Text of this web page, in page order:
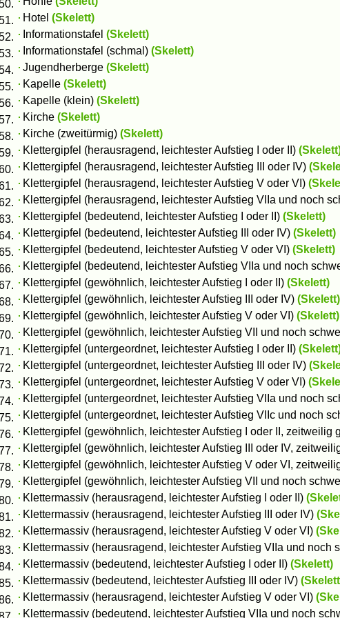
Hotel (Skelett)
Informationstafel (Skelett)
Informationstafel (schmal) (Skelett)
Jugendherberge (Skelett)
Kapelle (Skelett)
Kapelle (klein) (Skelett)
Kirche (Skelett)
Kirche (zweitürmig) (Skelett)
Klettergipfel (herausragend, leichtester Aufstieg I oder II)
Klettergipfel (herausragend, leichtester Aufstieg III oder IV)
Klettergipfel (herausragend, leichtester Aufstieg V oder VI)
Klettergipfel (herausragend, leichtester Aufstieg VIIa und noch
Klettergipfel (bedeutend, leichtester Aufstieg I oder II) (Skelett)
Klettergipfel (bedeutend, leichtester Aufstieg III oder IV) (Skelett)
Klettergipfel (bedeutend, leichtester Aufstieg V oder VI) (Skelett)
Klettergipfel (bedeutend, leichtester Aufstieg VIIa und noch
Klettergipfel (gewöhnlich, leichtester Aufstieg I oder II) (Skelett)
Klettergipfel (gewöhnlich, leichtester Aufstieg III oder IV) (Skelett)
Klettergipfel (gewöhnlich, leichtester Aufstieg V oder VI) (Skelett)
Klettergipfel (gewöhnlich, leichtester Aufstieg VII und noch
Klettergipfel (untergeordnet, leichtester Aufstieg I oder II)
Klettergipfel (untergeordnet, leichtester Aufstieg III oder IV)
Klettergipfel (untergeordnet, leichtester Aufstieg V oder VI)
Klettergipfel (untergeordnet, leichtester Aufstieg VIIa und noch
Klettergipfel (untergeordnet, leichtester Aufstieg VIIc und noch
Klettergipfel (gewöhnlich, leichtester Aufstieg I oder II, zeitweilig
Klettergipfel (gewöhnlich, leichtester Aufstieg III oder IV,
Klettergipfel (gewöhnlich, leichtester Aufstieg V oder VI,
Klettergipfel (gewöhnlich, leichtester Aufstieg VII und noch
Klettermassiv (herausragend, leichtester Aufstieg I oder II)
Klettermassiv (herausragend, leichtester Aufstieg III oder IV)
Klettermassiv (herausragend, leichtester Aufstieg V oder VI)
Klettermassiv (herausragend, leichtester Aufstieg VIIa und noch
Klettermassiv (bedeutend, leichtester Aufstieg I oder II) (Skelett)
Klettermassiv (bedeutend, leichtester Aufstieg III oder IV)
Klettermassiv (herausragend, leichtester Aufstieg V oder VI)
Klettermassiv (bedeutend, leichtester Aufstieg VIIa und noch